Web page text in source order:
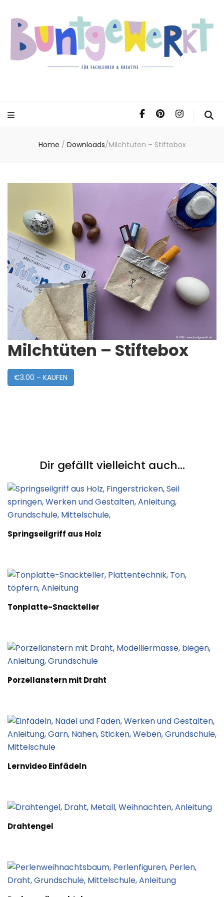
Home / Downloads/Milchtüten – Stiftebox
Milchtüten – Stiftebox
€3.00 – KAUFEN
Dir gefällt vielleicht auch...
Springseilgriff aus Holz
Tonplatte-Snackteller
Porzellanstern mit Draht
Lernvideo Einfädeln
Drahtengel